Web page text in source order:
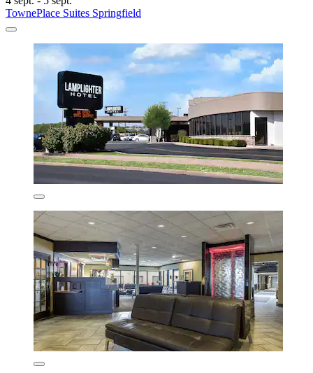
TownePlace Suites Springfield